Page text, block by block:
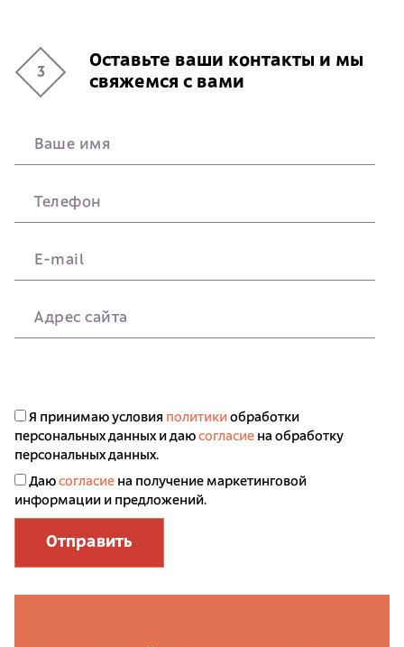
3
Оставьте ваши контакты и мы
свяжемся с вами
Ваше имя
Телефон
E-mail
Адрес сайта
Я принимаю условия политики обработки
персональных данных и даю согласие на обработку
персональных данных.
Даю согласие на получение маркетинговой
информации и предложений.
Отправить